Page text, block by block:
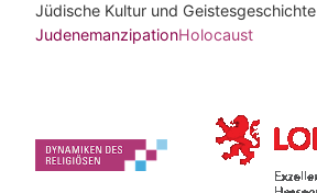
Jüdische Kultur und Geistesgeschichte
JudenemanzipationHolocaust